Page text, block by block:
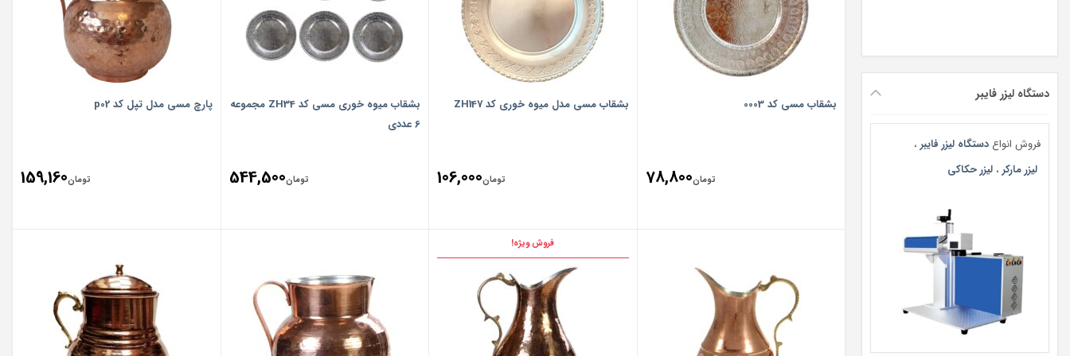
دستگاه لیزر فایبر
فروش انواع دستگاه لیزر فایبر ،
لیزر مارکر ، لیزر حکاکی
بشقاب مسی کد 0003
تومان78,800
بشقاب مسی مدل میوه خوری کد ZH147
تومان106,000
بشقاب میوه خوری مسی کد ZH34 مجموعه
6 عددی
تومان544,500
پارچ مسی مدل تپل کد p02
تومان159,160
فروش ویژه!